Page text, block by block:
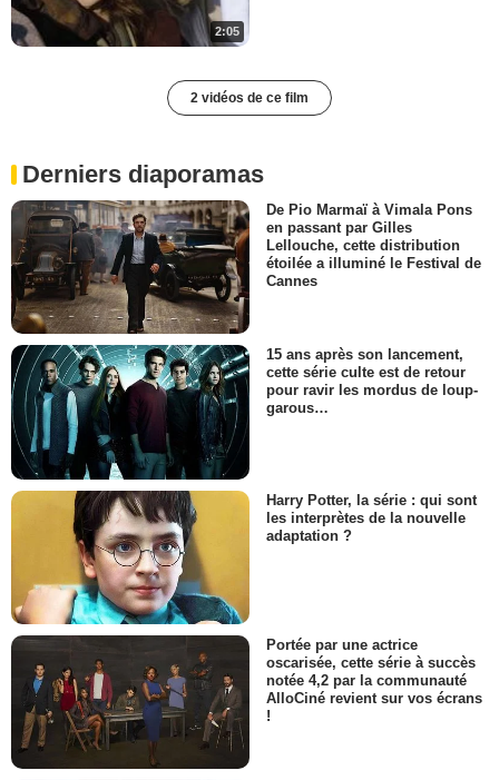
2:05
2 vidéos de ce film
Derniers diaporamas
De Pio Marmaï à Vimala Pons
en passant par Gilles
Lellouche, cette distribution
étoilée a illuminé le Festival de
Cannes
15 ans après son lancement,
cette série culte est de retour
pour ravir les mordus de loup-
garous…
Harry Potter, la série : qui sont
les interprètes de la nouvelle
adaptation ?
Portée par une actrice
oscarisée, cette série à succès
notée 4,2 par la communauté
AlloCiné revient sur vos écrans
!